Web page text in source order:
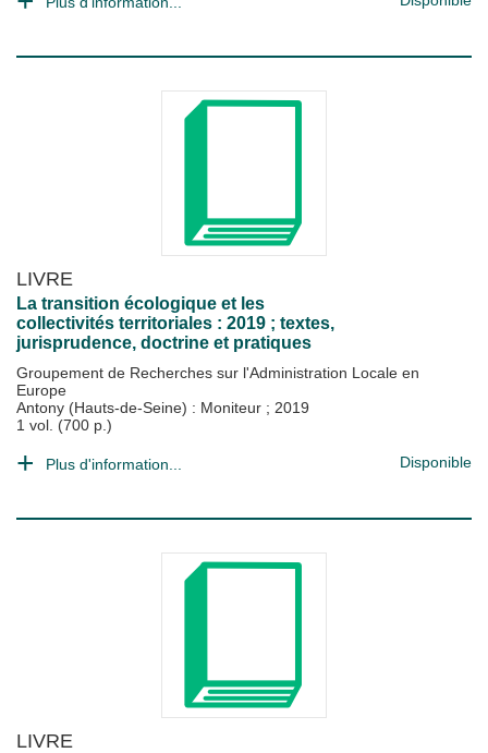
LIVRE
La transition écologique et les
collectivités territoriales : 2019 ; textes,
jurisprudence, doctrine et pratiques
Groupement de Recherches sur l'Administration Locale en
Europe
Antony (Hauts-de-Seine) : Moniteur ; 2019
1 vol. (700 p.)
Plus d'information... Disponible
LIVRE